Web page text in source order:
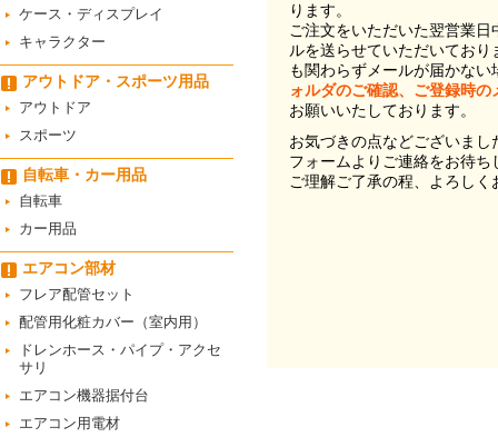
ケース・ディスプレイ
キャラクター
アウトドア・スポーツ用品
アウトドア
スポーツ
自転車・カー用品
自転車
カー用品
エアコン部材
フレア配管セット
配管用化粧カバー（室内用）
ドレンホース・パイプ・アクセ
サリ
エアコン機器据付台
エアコン用電材
ります。
ご注文をいただいた翌営業
ルを送らせていただいてお
も関わらずメールが届かない
ォルダのご確認、ご登録時
お願いいたしております。
お気づきの点などございま
フォームよりご連絡をお待ち
ご理解ご了承の程、よろし